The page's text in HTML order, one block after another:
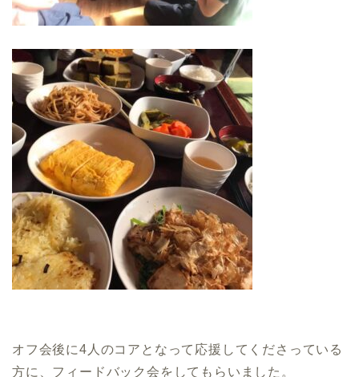
オフ会後に4人のコアとなって応援してくださっている
方に、フィードバック会をしてもらいました。